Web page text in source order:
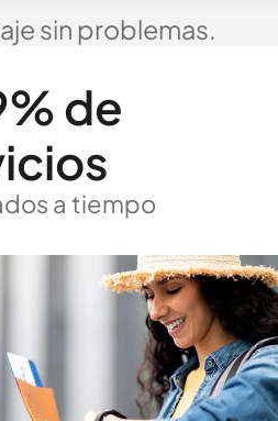
sin problemas.
de
a tiempo